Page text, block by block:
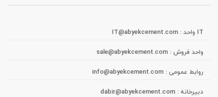
IT واحد :
واحد فروش :
روابط عمومی :
دبیرخانه :